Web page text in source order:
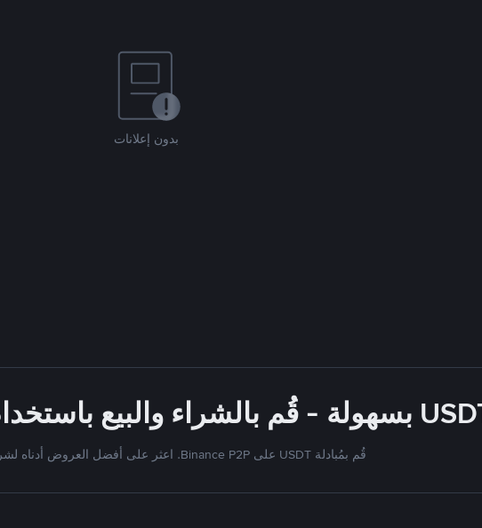
بدون إعلانات
قُم بمُبادلة USDT على Binance P2P. اعثر على أفضل العروض أدناه لشراء وبيع Tether